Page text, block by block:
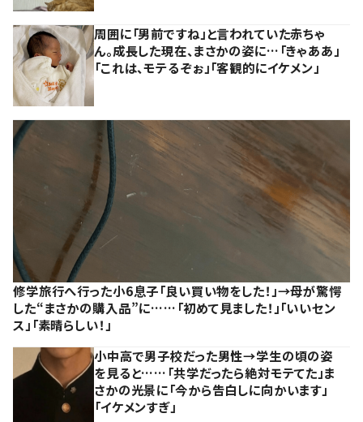
周囲に「男前ですね」と言われていた赤ちゃ
ん。成長した現在、まさかの姿に…「きゃああ」
「これは、モテるぞぉ」「客観的にイケメン」
修学旅行へ行った小6息子「良い買い物をした！」→母が驚愕
した“まさかの購入品”に……「初めて見ました！」「いいセン
ス」「素晴らしい！」
小中高で男子校だった男性→学生の頃の姿
を見ると……「共学だったら絶対モテてた」ま
さかの光景に「今から告白しに向かいます」
「イケメンすぎ」